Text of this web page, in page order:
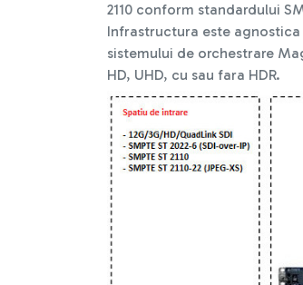
2110 conform standardului
Infrastructura este agnostica
sistemului de orchestrare
HD, UHD, cu sau fara HDR.